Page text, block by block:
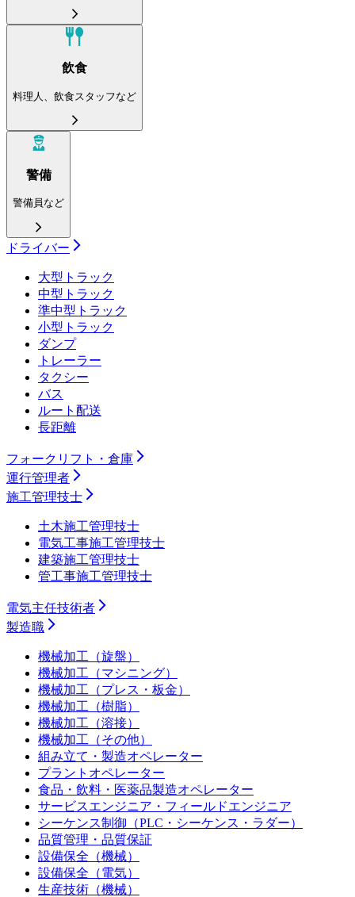
飲食
料理人、飲食スタッフなど
警備
警備員など
ドライバー
大型トラック
中型トラック
準中型トラック
小型トラック
ダンプ
トレーラー
タクシー
バス
ルート配送
長距離
フォークリフト・倉庫
運行管理者
施工管理技士
土木施工管理技士
電気工事施工管理技士
建築施工管理技士
管工事施工管理技士
電気主任技術者
製造職
機械加工（旋盤）
機械加工（マシニング）
機械加工（プレス・板金）
機械加工（樹脂）
機械加工（溶接）
機械加工（その他）
組み立て・製造オペレーター
プラントオペレーター
食品・飲料・医薬品製造オペレーター
サービスエンジニア・フィールドエンジニア
シーケンス制御（PLC・シーケンス・ラダー）
品質管理・品質保証
設備保全（機械）
設備保全（電気）
生産技術（機械）